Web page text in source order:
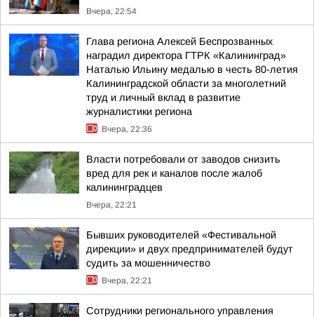
Вчера, 22:54
Глава региона Алексей Беспрозванных
наградил директора ГТРК «Калининград»
Наталью Ильину медалью в честь 80-летия
Калининградской области за многолетний
труд и личный вклад в развитие
журналистики региона
Вчера, 22:36
Власти потребовали от заводов снизить
вред для рек и каналов после жалоб
калининградцев
Вчера, 22:21
Бывших руководителей «Фестивальной
дирекции» и двух предпринимателей будут
судить за мошенничество
Вчера, 22:21
Сотрудники регионального управления